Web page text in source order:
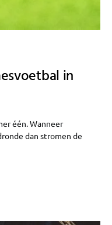
in
één. Wanneer
dan stromen de